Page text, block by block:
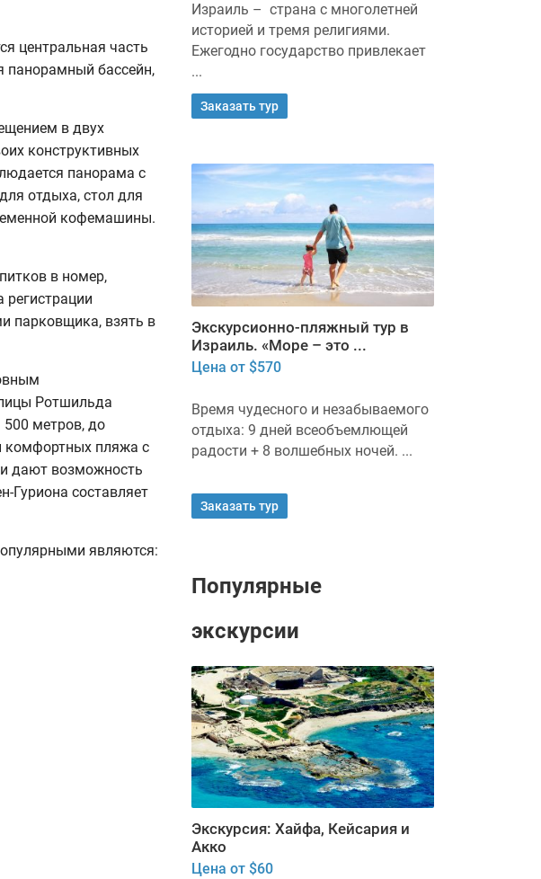
центральная часть
панорамный бассейн,
в двух
конструктивных
панорама с
отдыха, стол для
кофемашины.
в номер,
парковщика, взять в
Ротшильда
метров, до
комфортных пляжа с
дают возможность
Гуриона составляет
являются:
Израиль – страна с многолетней
историей и тремя религиями.
Ежегодно государство привлекает
...
Заказать тур
Экскурсионно-пляжный тур в
Израиль. «Море – это ...
Цена от $570
Время чудесного и незабываемого
отдыха: 9 дней всеобъемлющей
радости + 8 волшебных ночей. ...
Заказать тур
Популярные
экскурсии
Экскурсия: Хайфа, Кейсария и
Акко
Цена от $60